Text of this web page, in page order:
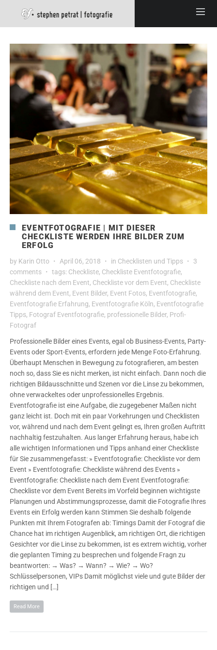
EVENTFOTOGRAFIE | MIT DIESER
CHECKLISTE WERDEN IHRE BILDER ZUM
ERFOLG
by Karin Otto April 06, 2018 in Checklisten und Tipps
3
comments
tags: Checkliste, Checkliste Eventfotografie,
Checkliste nach dem Event, Checkliste vor dem Event, Checkliste
während dem Event, Event Bilder, Event Fotos, Eventfotografie,
Eventfotografie Erfahrung, Eventfotografie Köln, Eventfotografie
Tipps, Fotograf Eventfotografie, professionelle Bilder, Profi-
Fotograf
Professionelle Bilder eines Events, egal ob Business-Events, Party-
Events oder Sport-Events, erfordern jede Menge Foto-Erfahrung.
Überhaupt Menschen in Bewegung zu fotografieren, am besten
noch so, dass Sie es nicht merken, ist nicht einfach. Dann noch die
richtigen Bildausschnitte und Szenen vor die Linse zu bekommen,
ohne verwackeltes oder unprofessionelles Ergebnis.
Eventfotografie ist eine Aufgabe, die zugegebener Maßen nicht
ganz leicht ist. Doch mit ein paar Vorkehrungen und Checklisten
vor, während und nach dem Event gelingt es, Ihren großen Auftritt
nachhaltig festzuhalten. Aus langer Erfahrung heraus, habe ich
alle wichtigen Informationen und Tipps anhand einer Checkliste
für Sie zusammengefasst: » Eventfotografie: Checkliste vor dem
Event » Eventfotografie: Checkliste während des Events »
Eventfotografie: Checkliste nach dem Event Eventfotografie:
Checkliste vor dem Event Bereits im Vorfeld beginnen wichtigste
Planungen und Abstimmungsprozesse, damit die Fotografie Ihres
Events ein Erfolg werden kann Stimmen Sie deshalb folgende
Punkten mit Ihrem Fotografen ab: Timings Damit der Fotograf die
Chance hat im richtigen Augenblick, am richtigen Ort, die richtigen
Gesichter vor die Linse zu bekommen, ist es extrem wichtig, vorher
die geplanten Timing zu besprechen und folgende Fragn zu
beantworten: → Was? → Wann? → Wie? → Wo?
Schlüsselpersonen, VIPs Damit möglichst viele und gute Bilder der
richtigen und […]
Read More